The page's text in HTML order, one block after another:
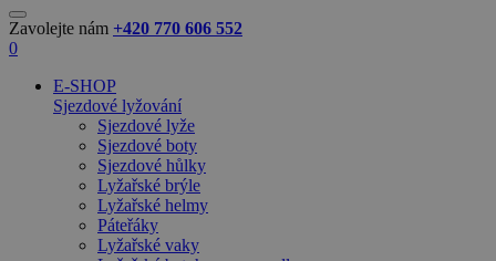
Zavolejte nám +420 770 606 552
0
E-SHOP
Sjezdové lyžování
Sjezdové lyže
Sjezdové boty
Sjezdové hůlky
Lyžařské brýle
Lyžařské helmy
Páteřáky
Lyžařské vaky